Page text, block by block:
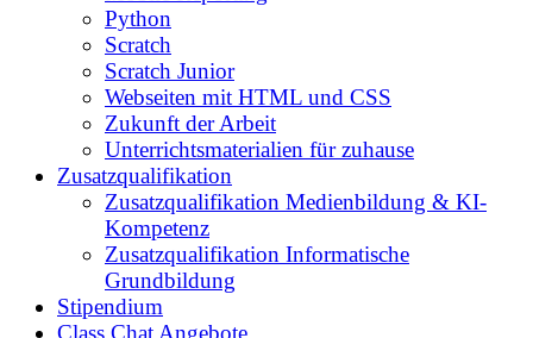
Python
Scratch
Scratch Junior
Webseiten mit HTML und CSS
Zukunft der Arbeit
Unterrichtsmaterialien für zuhause
Zusatzqualifikation
Zusatzqualifikation Medienbildung & KI-
Kompetenz
Zusatzqualifikation Informatische
Grundbildung
Stipendium
Class Chat Angebote